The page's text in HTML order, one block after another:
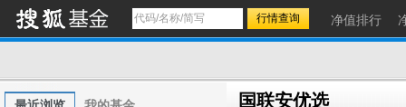
净值排行
国联安优选